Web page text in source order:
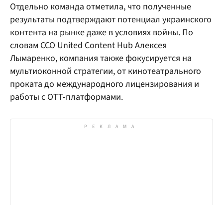
Отдельно команда отметила, что полученные
результаты подтверждают потенциал украинского
контента на рынке даже в условиях войны. По
словам CCO United Content Hub Алексея
Лымаренко, компания также фокусируется на
мультиоконной стратегии, от кинотеатрального
проката до международного лицензирования и
работы с OTT-платформами.